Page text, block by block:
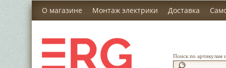
О магазине Монтаж электрики Доставка
Поиск по артикулам